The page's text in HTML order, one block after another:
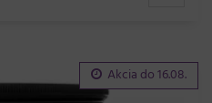
Akcia do16.08.